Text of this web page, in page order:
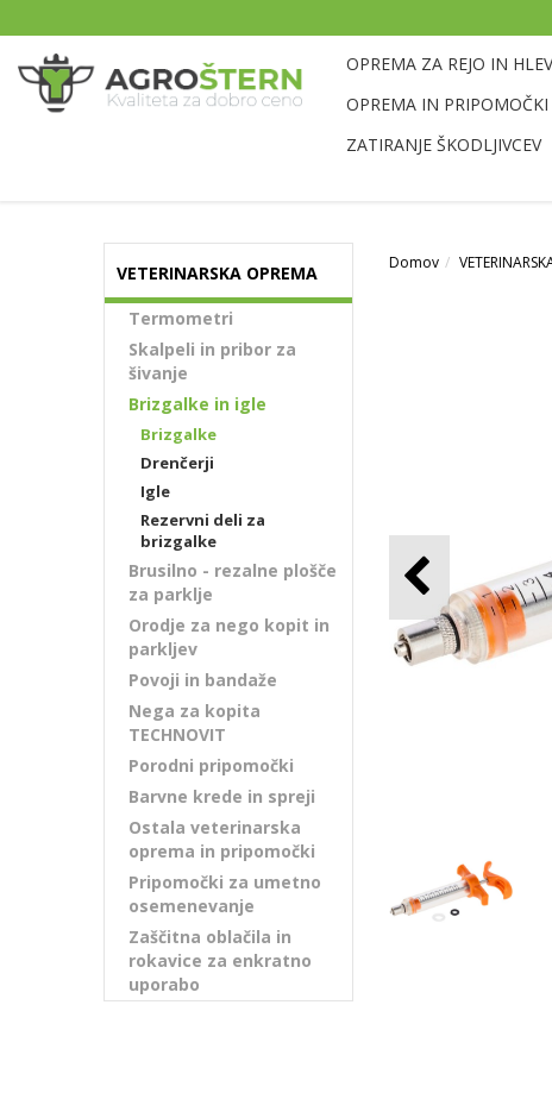
OPREMA ZA REJO IN
OPREMA IN
ZATIRANJE ŠKODLJIVCEV
VETERINARSKA OPREMA
Termometri
Skalpeli in pribor za
šivanje
Brizgalke in igle
Brizgalke
Drenčerji
Igle
Rezervni deli za
brizgalke
Brusilno - rezalne plošče
za parklje
Orodje za nego kopit in
parkljev
Povoji in bandaže
Nega za kopita
TECHNOVIT
Porodni pripomočki
Barvne krede in spreji
Ostala veterinarska
oprema in pripomočki
Pripomočki za umetno
osemenevanje
Zaščitna oblačila in
rokavice za enkratno
uporabo
Domov